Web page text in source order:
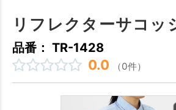
リフレクターサコッ
品番： TR-1428
0.0 （0件）